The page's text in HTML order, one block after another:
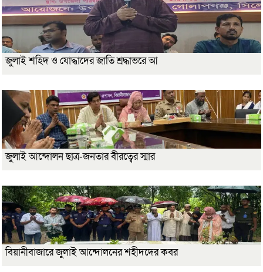
জুলাই শহিদ ও যোদ্ধাদের জাতি শ্রদ্ধাভরে আ
জুলাই আন্দোলন ছাত্র-জনতার বীরত্বের স্মার
বিয়ানীবাজারে জুলাই আন্দোলনের শহীদদের কবর